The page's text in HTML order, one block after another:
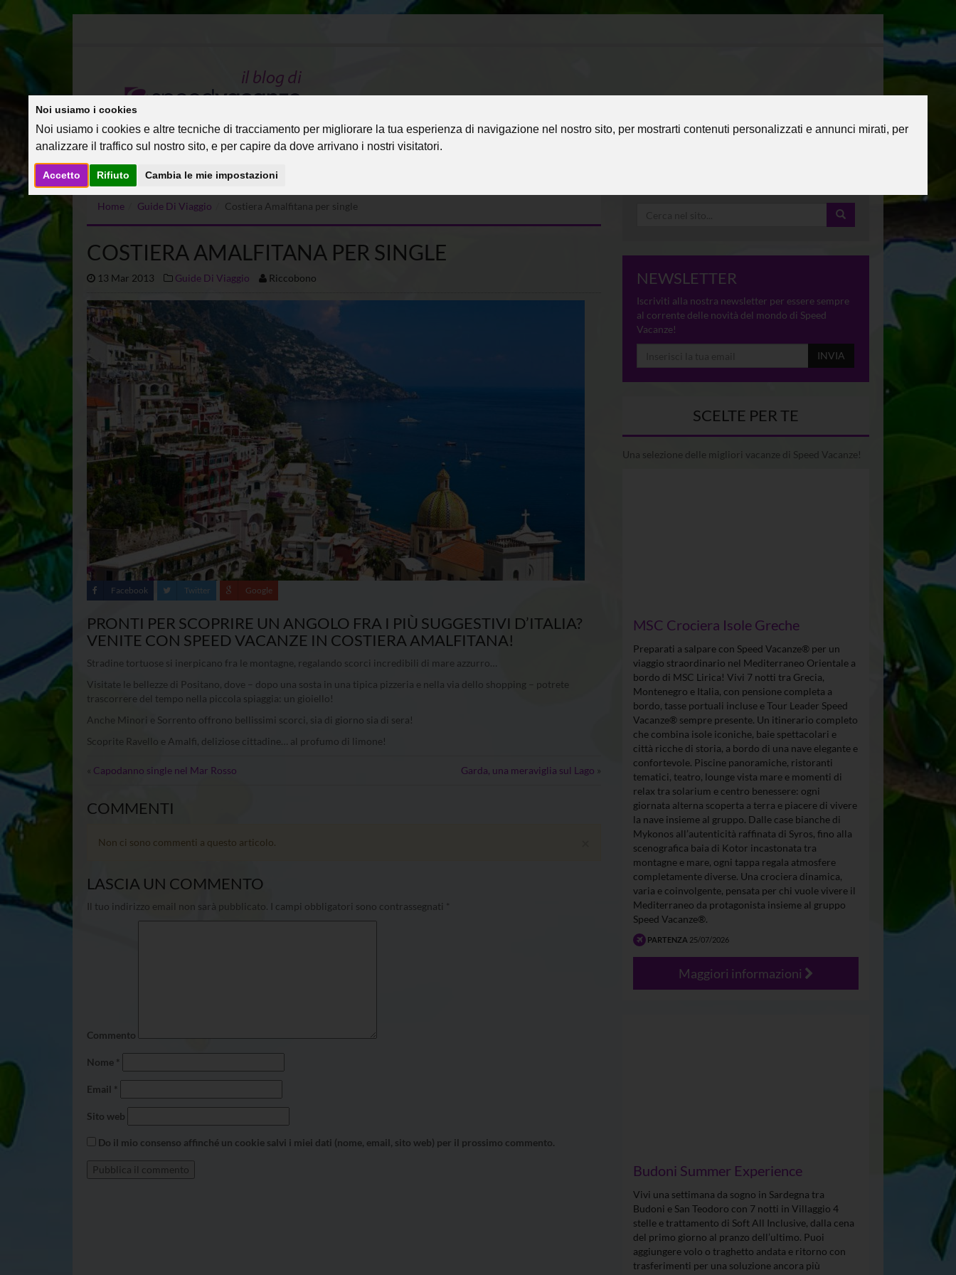
Noi usiamo i cookies
Noi usiamo i cookies e altre tecniche di tracciamento per migliorare la tua esperienza di navigazione nel nostro sito, per mostrarti contenuti personalizzati e annunci mirati, per
analizzare il traffico sul nostro sito, e per capire da dove arrivano i nostri visitatori.
Accetto Rifiuto Cambia le mie impostazioni
Home Guide Di Viaggio Costiera Amalfitana per single
COSTIERA AMALFITANA PER SINGLE
13 Mar 2013 Guide Di Viaggio Riccobono
Facebook Twitter Google
PRONTI PER SCOPRIRE UN ANGOLO FRA I PIÙ SUGGESTIVI D’ITALIA?
VENITE CON SPEED VACANZE IN COSTIERA AMALFITANA!
Stradine tortuose si inerpicano fra le montagne, regalando scorci incredibili di mare azzurro…
Visitate le bellezze di Positano, dove – dopo una sosta in una tipica pizzeria e nella via dello shopping – potrete
trascorrere del tempo nella piccola spiaggia: un gioiello!
Anche Minori e Sorrento offrono bellissimi scorci, sia di giorno sia di sera!
Scoprite Ravello e Amalfi, deliziose cittadine… al profumo di limone!
Capodanno single nel Mar Rosso Garda, una meraviglia sul Lago »
COMMENTI
Non ci sono commenti a questo articolo.
LASCIA UN COMMENTO
Il tuo indirizzo email non sarà pubblicato. I campi obbligatori sono contrassegnati *
Commento
Nome *
Email *
Sito web
Do il mio consenso affinché un cookie salvi i miei dati (nome, email, sito web) per il prossimo commento.
NEWSLETTER
Iscriviti alla nostra newsletter per essere sempre
al corrente delle novità del mondo di Speed
Vacanze!
INVIA
SCELTE PER TE
Una selezione delle migliori vacanze di Speed Vacanze!
MSC Crociera Isole Greche
Preparati a salpare con Speed Vacanze® per un
viaggio straordinario nel Mediterraneo Orientale a
bordo di MSC Lirica! Vivi 7 notti tra Grecia,
Montenegro e Italia, con pensione completa a
bordo, tasse portuali incluse e Tour Leader Speed
Vacanze® sempre presente. Un itinerario completo
che combina isole iconiche, baie spettacolari e
città ricche di storia, a bordo di una nave elegante e
confortevole. Piscine panoramiche, ristoranti
tematici, teatro, lounge vista mare e momenti di
relax tra solarium e centro benessere: ogni
giornata alterna scoperta a terra e piacere di vivere
la nave insieme al gruppo. Dalle case bianche di
Mykonos all’autenticità raffinata di Syros, fino alla
scenografica baia di Kotor incastonata tra
montagne e mare, ogni tappa regala atmosfere
completamente diverse. Una crociera dinamica,
varia e coinvolgente, pensata per chi vuole vivere il
Mediterraneo da protagonista insieme al gruppo
Speed Vacanze®.
PARTENZA 25/07/2026
Maggiori informazioni
Budoni Summer Experience
Vivi una settimana da sogno in Sardegna tra
Budoni e San Teodoro con 7 notti in Villaggio 4
stelle e trattamento di Soft All Inclusive, dalla cena
del primo giorno al pranzo dell’ultimo. Puoi
aggiungere volo o traghetto andata e ritorno con
trasferimenti per una soluzione ancora più